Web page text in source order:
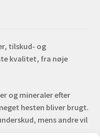
tilskud- og
kvalitet, fra nøje
og mineraler efter
hesten bliver brugt.
mens andre vil